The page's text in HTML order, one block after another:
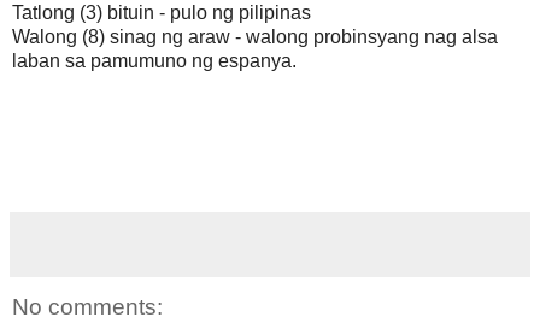
Tatlong (3) bituin - pulo ng pilipinas
Walong (8) sinag ng araw - walong probinsyang nag alsa
laban sa pamumuno ng espanya.
No comments: